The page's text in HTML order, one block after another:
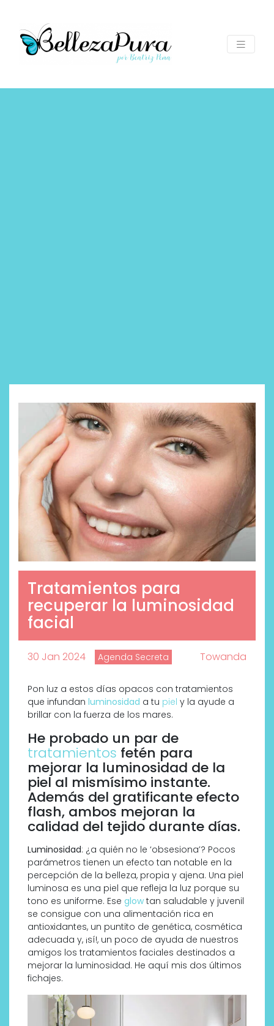
Tratamientos para
recuperar la luminosidad
facial
30 Jan 2024 Agenda Secreta Towanda
Pon luz a estos días opacos con tratamientos
que infundan luminosidad a tu piel y la ayude a
brillar con la fuerza de los mares.
He probado un par de
tratamientos fetén para
mejorar la luminosidad de la
piel al mismísimo instante.
Además del gratificante efecto
flash, ambos mejoran la
calidad del tejido durante días.
Luminosidad: ¿a quién no le ‘obsesiona’? Pocos
parámetros tienen un efecto tan notable en la
percepción de la belleza, propia y ajena. Una piel
luminosa es una piel que refleja la luz porque su
tono es uniforme. Ese glow tan saludable y juvenil
se consigue con una alimentación rica en
antioxidantes, un puntito de genética, cosmética
adecuada y, ¡sí!, un poco de ayuda de nuestros
amigos los tratamientos faciales destinados a
mejorar la luminosidad. He aquí mis dos últimos
fichajes.